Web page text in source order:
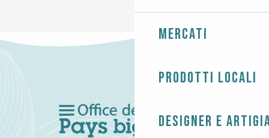
Mercati
Prodotti locali
Designer e